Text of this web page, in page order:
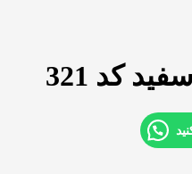
کد 321